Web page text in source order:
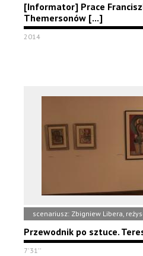
[Informator] Prace
Themersonów [...]
2014
scenariusz: Zbigniew Libera,
Przewodnik po sztuce.
7'31''